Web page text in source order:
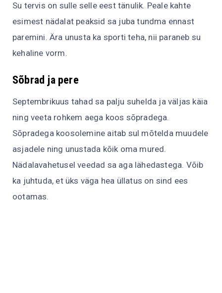
Su tervis on sulle selle eest tänulik. Peale kahte
esimest nädalat peaksid sa juba tundma ennast
paremini. Ära unusta ka sporti teha, nii paraneb su
kehaline vorm.
Sõbrad ja pere
Septembrikuus tahad sa palju suhelda ja väljas käia
ning veeta rohkem aega koos sõpradega.
Sõpradega koosolemine aitab sul mõtelda muudele
asjadele ning unustada kõik oma mured.
Nädalavahetusel veedad sa aga lähedastega. Võib
ka juhtuda, et üks väga hea üllatus on sind ees
ootamas.